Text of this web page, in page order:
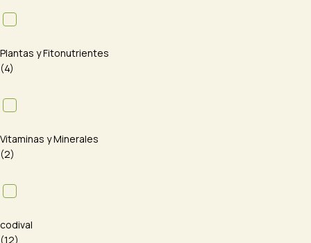
Plantas y Fitonutrientes
(4)
Vitaminas y Minerales
(2)
codival
(12)